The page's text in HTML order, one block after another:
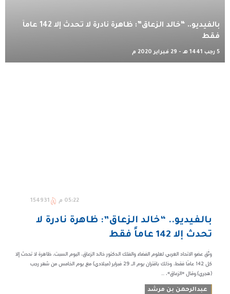
بالفيديو.. “خالد الزعاق”: ظاهرة نادرة لا تحدث إلا 142 عاماً
فقط
5 رجب 1441 هـ - 29 فبراير 2020 م
05:22 م 154931
بالفيديو.. “خالد الزعاق”: ظاهرة نادرة لا
تحدث إلا 142 عاماً فقط
وثَّق عضو الاتحاد العربي لعلوم الفضاء والفلك الدكتور خالد الزعاق، اليوم السبت، ظاهرة لا تحدث إلا
كل 142 عامًا فقط، وذلك باقتران يوم الـ 29 فبراير (ميلادي) مع يوم الخامس من شهر رجب
(هجري).وقال «الزعاق»، ...
عبدالرحمن بن مرشد